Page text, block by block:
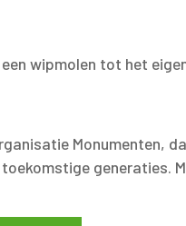
wipmolen tot het
Monumenten,
generaties.